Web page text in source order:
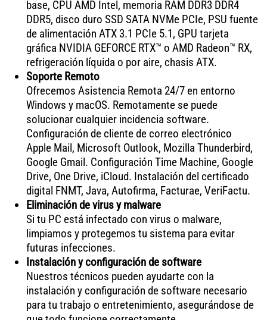
base, CPU AMD Intel, memoria RAM DDR3 DDR4
DDR5, disco duro SSD SATA NVMe PCIe, PSU fuente
de alimentación ATX 3.1 PCIe 5.1, GPU tarjeta
gráfica NVIDIA GEFORCE RTX™ o AMD Radeon™ RX,
refrigeración líquida o por aire, chasis ATX.
Soporte Remoto
Ofrecemos Asistencia Remota 24/7 en entorno
Windows y macOS. Remotamente se puede
solucionar cualquier incidencia software.
Configuración de cliente de correo electrónico
Apple Mail, Microsoft Outlook, Mozilla Thunderbird,
Google Gmail. Configuración Time Machine, Google
Drive, One Drive, iCloud. Instalación del certificado
digital FNMT, Java, Autofirma, Facturae, VeriFactu.
Eliminación de virus y malware
Si tu PC está infectado con virus o malware,
limpiamos y protegemos tu sistema para evitar
futuras infecciones.
Instalación y configuración de software
Nuestros técnicos pueden ayudarte con la
instalación y configuración de software necesario
para tu trabajo o entretenimiento, asegurándose de